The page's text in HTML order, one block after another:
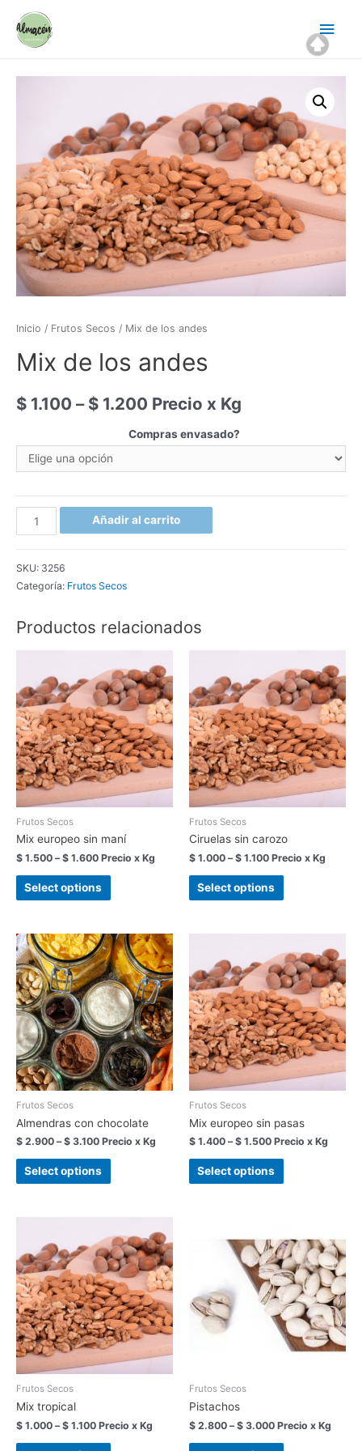
contenido
Inicio / Frutos Secos / Mix de los andes
Mix de los andes
$ 1.100 – $ 1.200 Precio x Kg
Compras envasado?
de
andes
Añadir al carrito
SKU: 3256
Categoría: Frutos Secos
Productos relacionados
Frutos Secos
Mix europeo sin maní
$ 1.500 –$ 1.600 Precio x Kg
Select options
Frutos Secos
Ciruelas sin carozo
$ 1.000 –$ 1.100 Precio x Kg
Select options
Frutos Secos
Almendras con chocolate
$ 2.900 –$ 3.100 Precio x Kg
Select options
Frutos Secos
Mix europeo sin pasas
$ 1.400 –$ 1.500 Precio x Kg
Select options
Frutos Secos
Mix tropical
$ 1.000 –$ 1.100 Precio x Kg
Frutos Secos
Pistachos
$ 2.800 –$ 3.000 Precio x Kg